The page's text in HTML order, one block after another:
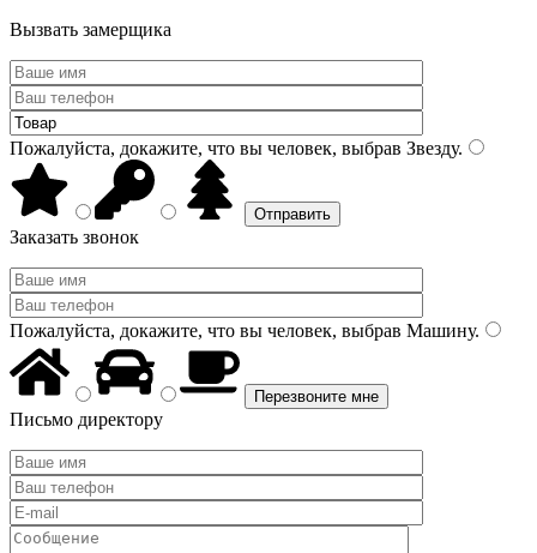
Вызвать замерщика
Пожалуйста, докажите, что вы человек, выбрав Звезду.
Заказать звонок
Пожалуйста, докажите, что вы человек, выбрав Машину.
Письмо директору